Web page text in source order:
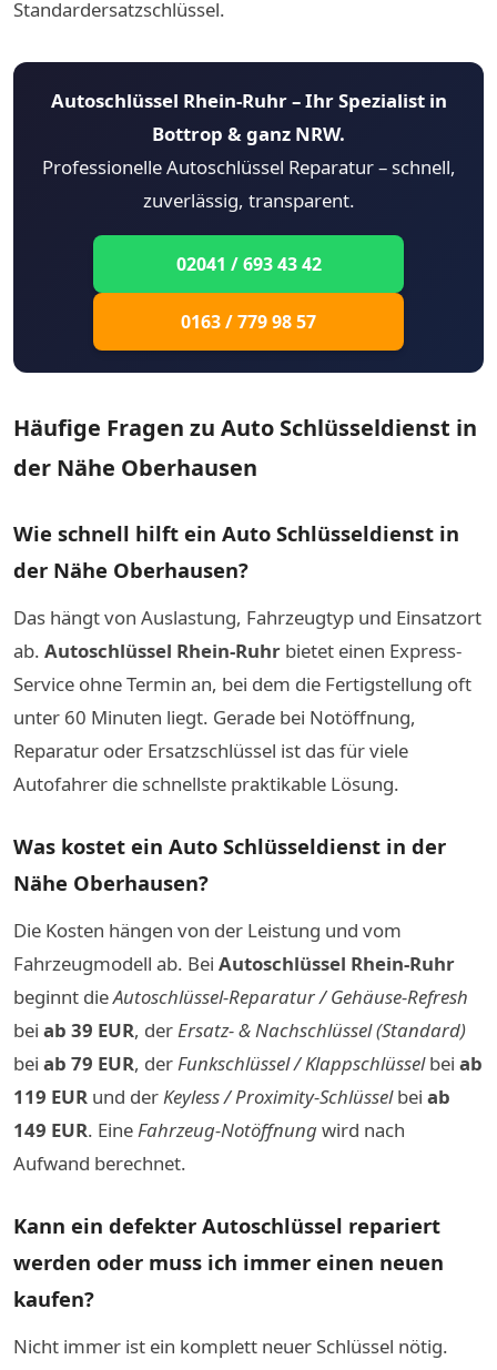
Standardersatzschlüssel.
Autoschlüssel Rhein-Ruhr – Ihr Spezialist in
Bottrop & ganz NRW.
Professionelle Autoschlüssel Reparatur – schnell,
zuverlässig, transparent.
02041 / 693 43 42
0163 / 779 98 57
Häufige Fragen zu Auto Schlüsseldienst in
der Nähe Oberhausen
Wie schnell hilft ein Auto Schlüsseldienst in
der Nähe Oberhausen?
Das hängt von Auslastung, Fahrzeugtyp und Einsatzort
ab. Autoschlüssel Rhein-Ruhr bietet einen Express-
Service ohne Termin an, bei dem die Fertigstellung oft
unter 60 Minuten liegt. Gerade bei Notöffnung,
Reparatur oder Ersatzschlüssel ist das für viele
Autofahrer die schnellste praktikable Lösung.
Was kostet ein Auto Schlüsseldienst in der
Nähe Oberhausen?
Die Kosten hängen von der Leistung und vom
Fahrzeugmodell ab. Bei Autoschlüssel Rhein-Ruhr
beginnt dieAutoschlüssel-Reparatur / Gehäuse-Refresh
bei ab 39 EUR, derErsatz- & Nachschlüssel (Standard)
bei ab 79 EUR, derFunkschlüssel / Klappschlüsselbei ab
119 EUR und derKeyless / Proximity-Schlüsselbei ab
149 EUR. EineFahrzeug-Notöffnungwird nach
Aufwand berechnet.
Kann ein defekter Autoschlüssel repariert
werden oder muss ich immer einen neuen
kaufen?
Nicht immer ist ein komplett neuer Schlüssel nötig.